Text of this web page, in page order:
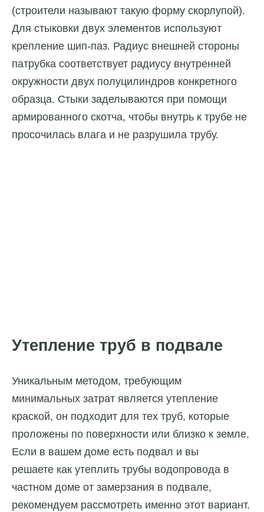
(строители называют такую форму скорлупой).
Для стыковки двух элементов используют
крепление шип-паз. Радиус внешней стороны
патрубка соответствует радиусу внутренней
окружности двух полуцилиндров конкретного
образца. Стыки заделываются при помощи
армированного скотча, чтобы внутрь к трубе не
просочилась влага и не разрушила трубу.
Утепление труб в подвале
Уникальным методом, требующим
минимальных затрат является утепление
краской, он подходит для тех труб, которые
проложены по поверхности или близко к земле.
Если в вашем доме есть подвал и вы
решаете как утеплить трубы водопровода в
частном доме от замерзания в подвале,
рекомендуем рассмотреть именно этот вариант.